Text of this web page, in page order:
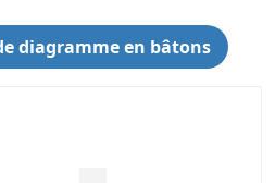
diagramme en bâtons